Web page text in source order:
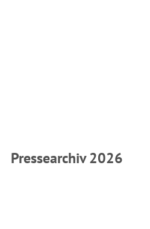
Pressearchiv 2026